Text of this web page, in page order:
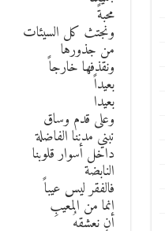
محبةً
ونجتث كل السيئات
من جذورها
ونقذفها خارجاً
بعيداً
بعيدا
وعلى قدم وساق
نبني مدننا الفاضلة
داخل أسوار قلوبنا
النابضة
فالفقر ليس عيباً
انما من المعيبِ
أن نعشقهُ